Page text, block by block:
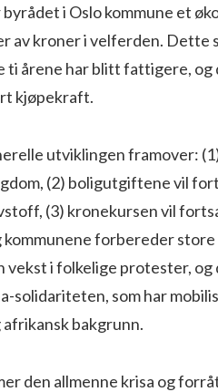
i Oslo kommune et
av kroner i velferden. Dette
ti årene har blitt fattigere,
kjøpekraft.
utviklingen framover:
(2) boligutgiftene vil
(3) kronekursen vil
forbereder
vekst i folkelige protester,
solidariteten, som har
afrikansk bakgrunn.
den allmenne krisa og